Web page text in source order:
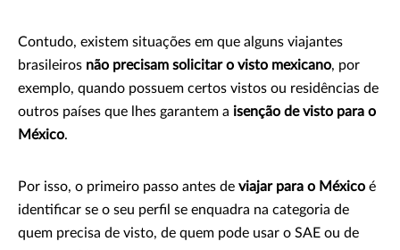
Contudo, existem situações em que alguns viajantes
brasileiros não precisam solicitar o visto mexicano, por
exemplo, quando possuem certos vistos ou residências de
outros países que lhes garantem a isenção de visto para o
México.
Por isso, o primeiro passo antes de viajar para o México é
identificar se o seu perfil se enquadra na categoria de
quem precisa de visto, de quem pode usar o SAE ou de